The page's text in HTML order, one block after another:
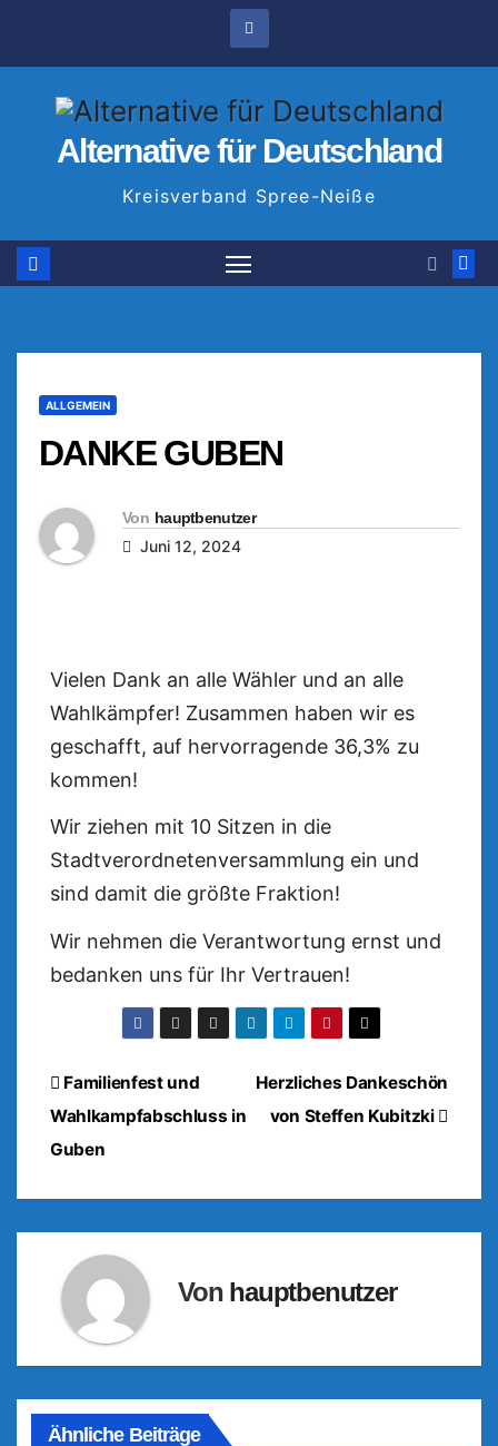
Alternative für Deutschland
Kreisverband Spree-Neiße
ALLGEMEIN
DANKE GUBEN
Von hauptbenutzer
Juni 12, 2024
Vielen Dank an alle Wähler und an alle
Wahlkämpfer! Zusammen haben wir es
geschafft, auf hervorragende 36,3% zu
kommen!
Wir ziehen mit 10 Sitzen in die
Stadtverordnetenversammlung ein und
sind damit die größte Fraktion!
Wir nehmen die Verantwortung ernst und
bedanken uns für Ihr Vertrauen!
BeitragsnavigationHerzliches Dankeschön
von Steffen Kubitzki
Familienfest und
Wahlkampfabschluss in
Guben
Von hauptbenutzer
Ähnliche Beiträge